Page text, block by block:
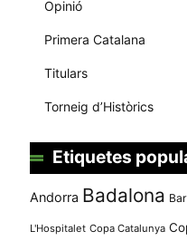
Opinió
Primera Catalana
Titulars
Torneig d’Històrics
Etiquetes
Andorra Badalona
L'Hospitalet Copa Catalunya